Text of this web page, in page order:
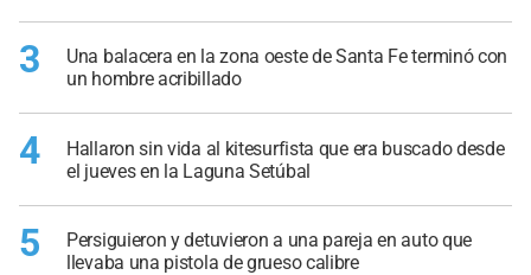
3
Una balacera en la zona oeste de Santa Fe terminó con
un hombre acribillado
4
Hallaron sin vida al kitesurfista que era buscado desde
el jueves en la Laguna Setúbal
5
Persiguieron y detuvieron a una pareja en auto que
llevaba una pistola de grueso calibre